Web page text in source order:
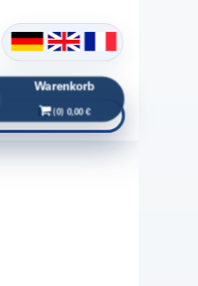
Warenkorb
(0) 0,00 €